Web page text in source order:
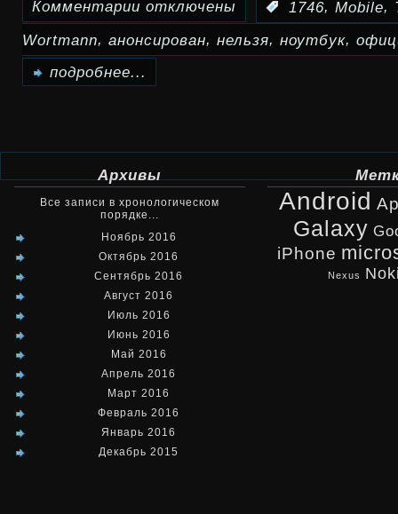
Комментарии
записи
1746
нельзя
очень
анонсирован
отключены 1746, Mobile,
Wortmann, анонсирован, нельзя, ноутбук,
подробнее...
Архивы
Все записи в хронологическом
порядке...
Ноябрь 2016
Октябрь 2016
Сентябрь 2016
Август 2016
Июль 2016
Июнь 2016
Май 2016
Апрель 2016
Март 2016
Февраль 2016
Январь 2016
Декабрь 2015
Android
Galaxy
iPhone
Nexus